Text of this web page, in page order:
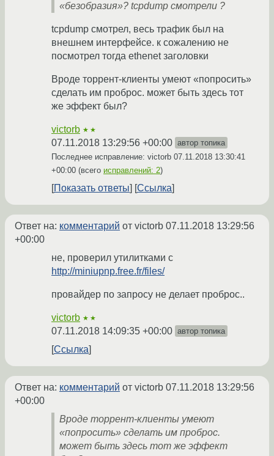
«безобразия»? tcpdump смотрели ?
tcpdump смотрел, весь трафик был на
внешнем интерфейсе. к сожалению не
посмотрел тогда ethenet заголовки
Вроде торрент-клиенты умеют «попросить»
сделать им проброс. может быть здесь тот
же эффект был?
victorb ★★
07.11.2018 13:29:56 +00:00 автор топика
Последнее исправление: victorb 07.11.2018 13:30:41
+00:00 (всего исправлений: 2)
Показать ответы Ссылка
Ответ на: комментарий от victorb 07.11.2018 13:29:56
+00:00
не, проверил утилитками с
http://miniupnp.free.fr/files/
провайдер по запросу не делает проброс..
victorb ★★
07.11.2018 14:09:35 +00:00 автор топика
Ссылка
Ответ на: комментарий от victorb 07.11.2018 13:29:56
+00:00
Вроде торрент-клиенты умеют
«попросить» сделать им проброс.
может быть здесь тот же эффект